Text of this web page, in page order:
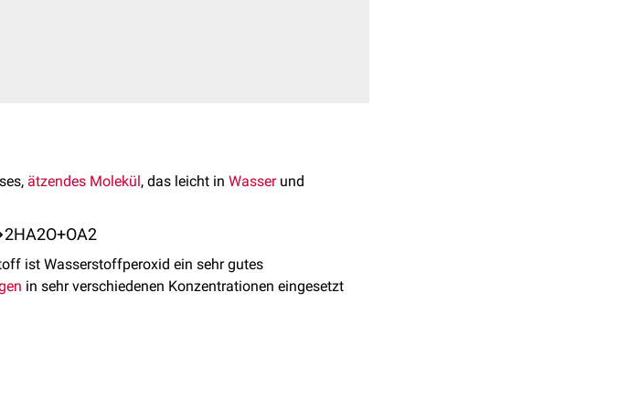
ätzendes Molekül, das leicht in Wasserund
2HA2O+OA2
ist Wasserstoffperoxid ein sehr gutes
in sehr verschiedenen Konzentrationen eingesetzt